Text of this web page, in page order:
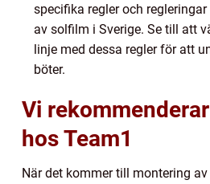
specifika regler och
av solfilm i Sverige. Se till att
linje med dessa regler för att
böter.
Vi
hos Team1
När det kommer till montering